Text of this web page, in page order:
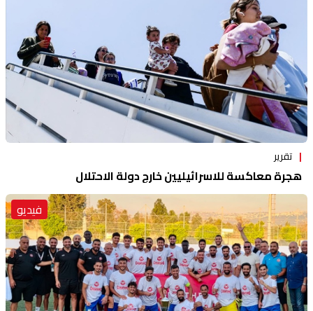
تقرير
هجرة معاكسة للاسرائيليين خارج دولة الاحتلال
فيديو